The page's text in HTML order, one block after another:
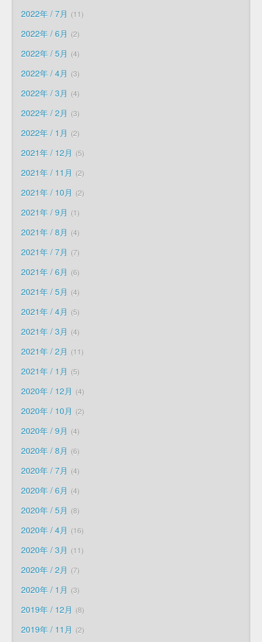
2022年 / 7月 11
2022年 / 6月 2
2022年 / 5月 4
2022年 / 4月 3
2022年 / 3月 4
2022年 / 2月 3
2022年 / 1月 2
2021年 / 12月 5
2021年 / 11月 2
2021年 / 10月 2
2021年 / 9月 1
2021年 / 8月 4
2021年 / 7月 7
2021年 / 6月 6
2021年 / 5月 4
2021年 / 4月 5
2021年 / 3月 4
2021年 / 2月 11
2021年 / 1月 5
2020年 / 12月 4
2020年 / 10月 2
2020年 / 9月 4
2020年 / 8月 6
2020年 / 7月 4
2020年 / 6月 4
2020年 / 5月 8
2020年 / 4月 16
2020年 / 3月 11
2020年 / 2月 7
2020年 / 1月 3
2019年 / 12月 8
2019年 / 11月 2